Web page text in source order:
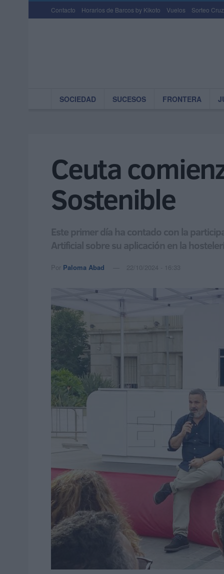
Contacto Horarios de Barcos by Kikoto Vuelos Sorteo
SOCIEDAD SUCESOS FRONTERA
Ceuta
Sostenible
Este primer día ha contado con la
Artificial sobre su aplicación en la
Por Paloma Abad 22/10/2024 - 16:33